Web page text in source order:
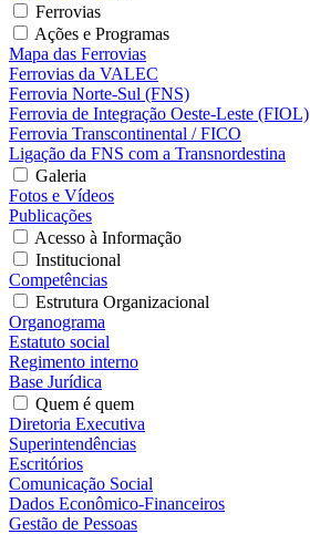
Ferrovias
Ações e Programas
Mapa das Ferrovias
Ferrovias da VALEC
Ferrovia Norte-Sul (FNS)
Ferrovia de Integração Oeste-Leste (FIOL)
Ferrovia Transcontinental / FICO
Ligação da FNS com a Transnordestina
Galeria
Fotos e Vídeos
Publicações
Acesso à Informação
Institucional
Competências
Estrutura Organizacional
Organograma
Estatuto social
Regimento interno
Base Jurídica
Quem é quem
Diretoria Executiva
Superintendências
Escritórios
Comunicação Social
Dados Econômico-Financeiros
Gestão de Pessoas